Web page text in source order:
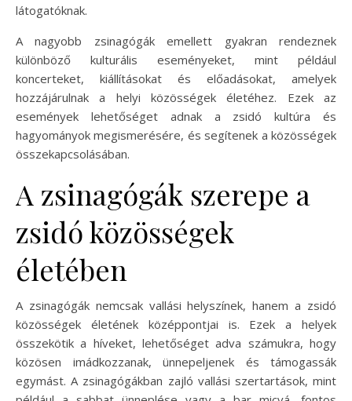
látogatóknak.
A nagyobb zsinagógák emellett gyakran rendeznek
különböző kulturális eseményeket, mint például
koncerteket, kiállításokat és előadásokat, amelyek
hozzájárulnak a helyi közösségek életéhez. Ezek az
események lehetőséget adnak a zsidó kultúra és
hagyományok megismerésére, és segítenek a közösségek
összekapcsolásában.
A zsinagógák szerepe a
zsidó közösségek
életében
A zsinagógák nemcsak vallási helyszínek, hanem a zsidó
közösségek életének középpontjai is. Ezek a helyek
összekötik a híveket, lehetőséget adva számukra, hogy
közösen imádkozzanak, ünnepeljenek és támogassák
egymást. A zsinagógákban zajló vallási szertartások, mint